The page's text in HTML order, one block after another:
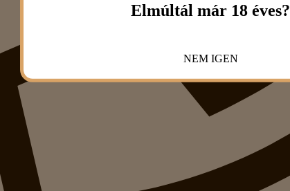
Elmúltál már 18 éves?
NEM IGEN